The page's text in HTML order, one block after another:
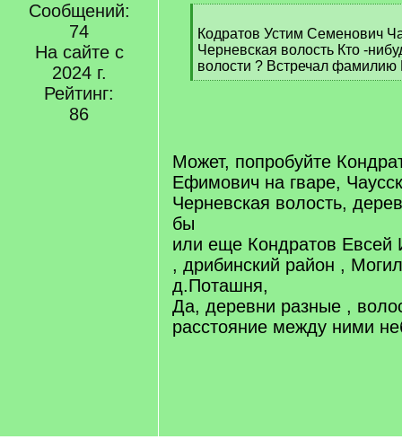
Сообщений:
74
На сайте с
2024 г.
Рейтинг:
86
q
]
Кодратов Устим Семенович
Черневская волость Кто -
волости ? Встречал фамилию
[
Может, попробуйте
Ефимович на гваре,
Черневская волость,
бы
или еще Кондратов Евсей
, дрибинский район ,
д.Поташня,
Да, деревни разные ,
расстояние между ними